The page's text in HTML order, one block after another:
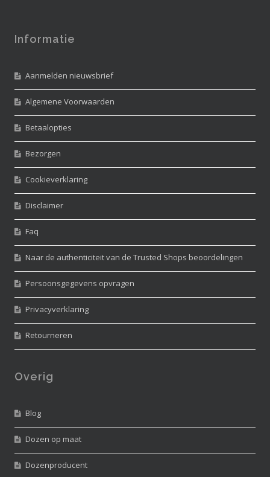
Informatie
Aanmelden nieuwsbrief
Algemene Voorwaarden
Betaalopties
Bezorgen
Cookieverklaring
Disclaimer
Faq
Naar de authenticiteit van de Trusted Shops beoordelingen
Persoonsgegevens opvragen
Privacyverklaring
Retourneren
Overig
Blog
Dozen op maat
Dozenproducent